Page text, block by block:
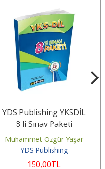
YDS Publishing YKSDİL
8 li Sınav Paketi
Muhammet Özgür Yaşar
YDS Publishing
150,00TL